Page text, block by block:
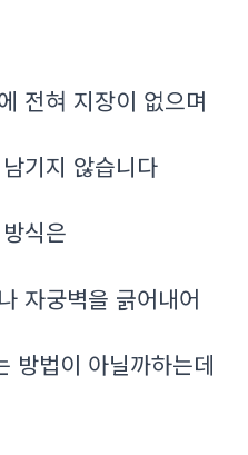
전혀 지장이 없으며
기지 않습니다
식은
자궁벽을 긁어내어
방법이 아닐까하는데